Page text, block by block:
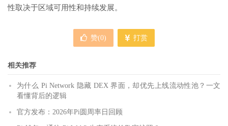
性取决于区域可用性和持续发展。
赞(0) 打赏
相关推荐
为什么 Pi Network 隐藏 DEX 界面，却优先上线流动性池？一文
看懂背后的逻辑
官方发布：2026年Pi圆周率日回顾